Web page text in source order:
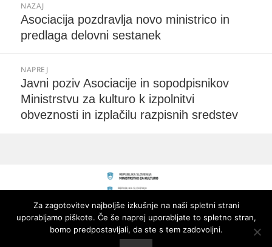
prispevka
NAZAJ
Prejšnji
prispevek:
Asociacija pozdravlja novo ministrico in
predlaga delovni sestanek
NAPREJ
Naslednji
prispevek:
Javni poziv Asociacije in sopodpisnikov
Ministrstvu za kulturo k izpolnitvi
obveznosti in izplačilu razpisnih sredstev
Za zagotovitev najboljše izkušnje na naši spletni strani
uporabljamo piškote. Če še naprej uporabljate to spletno stran,
bomo predpostavljali, da ste s tem zadovoljni.